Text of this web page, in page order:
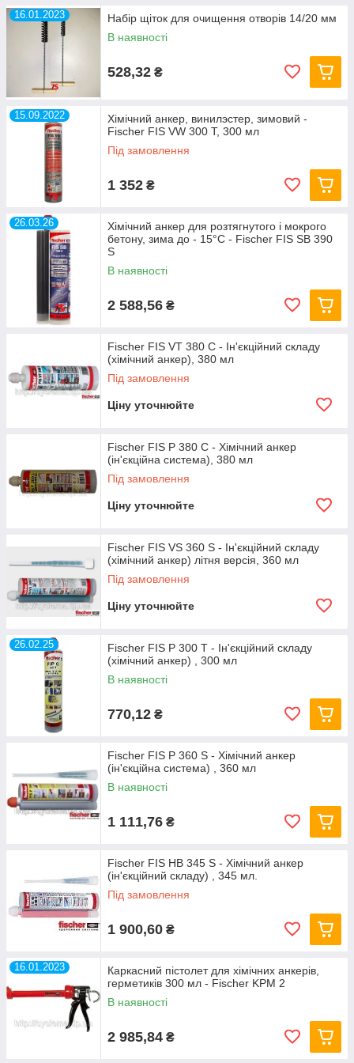
объектов, более долговечные и надежные. Мы являемся
профильной лабораторией строительных материалов,
поэтому имеем полное право гарантировать высокую
эффективность реализуемой крепежной продукции и ее
отличную функциональность. Обратитесь к специалистам
«АКС-ЮГ СИСТЕМА» и получите профессиональную
консультацию по всему ассортименту изделий Fischer. Наши
анкеры удобны в эксплуатации и обеспечивают
максимальную безопасность строительно-монтажного
процесса!
16.01.2023
Набір щіток для очищення отворів 14/20 мм
В наявності
528,32 ₴
15.09.2022
Хімічний анкер, винилэстер, зимовий -
Fischer FIS VW 300 T, 300 мл
Під замовлення
1 352 ₴
26.03.26
Хімічний анкер для розтягнутого і мокрого
бетону, зима до - 15°C - Fischer FIS SB 390
S
В наявності
2 588,56 ₴
Fischer FIS VT 380 C - Ін'єкційний складу
(хімічний анкер), 380 мл
Під замовлення
Ціну уточнюйте
Fischer FIS P 380 C - Хімічний анкер
(ін'єкційна система), 380 мл
Під замовлення
Ціну уточнюйте
Fischer FIS VS 360 S - Ін'єкційний складу
(хімічний анкер) літня версія, 360 мл
Під замовлення
Ціну уточнюйте
26.02.25
Fischer FIS P 300 T - Ін'єкційний складу
(хімічний анкер) , 300 мл
В наявності
770,12 ₴
Fischer FIS P 360 S - Хімічний анкер
(ін'єкційна система) , 360 мл
В наявності
1 111,76 ₴
Fischer FIS HB 345 S - Хімічний анкер
(ін'єкційний складу) , 345 мл.
Під замовлення
1 900,60 ₴
16.01.2023
Каркасний пістолет для хімічних анкерів,
герметиків 300 мл - Fischer KPM 2
В наявності
2 985,84 ₴